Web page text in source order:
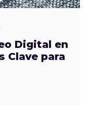
Digital en
Clave para